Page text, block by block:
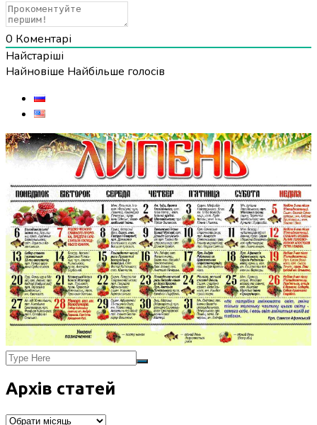
0 Коментарі
Найстаріші
Найновіше Найбільше голосів
Архів статей
Архів